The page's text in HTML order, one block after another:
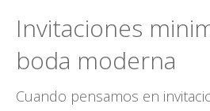
Invitaciones
boda moderna
Cuando pensamos en